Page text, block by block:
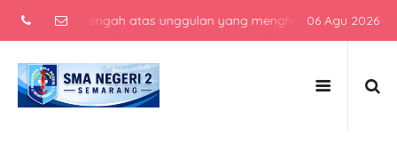
menengah atas unggulan yang menghasilkan lulusan
06 Agu 2026